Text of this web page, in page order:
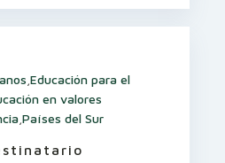
Educación para el
en valores
Países del Sur